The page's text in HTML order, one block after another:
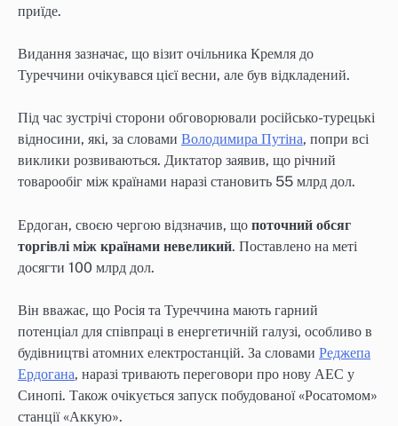
приїде.
Видання зазначає, що візит очільника Кремля до
Туреччини очікувався цієї весни, але був відкладений.
Під час зустрічі сторони обговорювали російсько-турецькі
відносини, які, за словами Володимира Путіна, попри всі
виклики розвиваються. Диктатор заявив, що річний
товарообіг між країнами наразі становить 55 млрд дол.
Ердоган, своєю чергою відзначив, що поточний обсяг
торгівлі між країнами невеликий. Поставлено на меті
досягти 100 млрд дол.
Він вважає, що Росія та Туреччина мають гарний
потенціал для співпраці в енергетичній галузі, особливо в
будівництві атомних електростанцій. За словами Реджепа
Ердогана, наразі тривають переговори про нову АЕС у
Синопі. Також очікується запуск побудованої «Росатомом»
станції «Аккую».